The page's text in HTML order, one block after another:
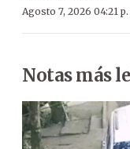
Agosto 7, 2026 04:21 p.
Notas más